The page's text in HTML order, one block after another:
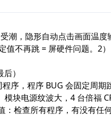
潮， 隐形自动点击画面温度
值不再跳 = 屏硬件问题。
）
程序，程序 BUG 会固定周
模块电源纹波大，4 台倍福
：检查所有程序，有没有任